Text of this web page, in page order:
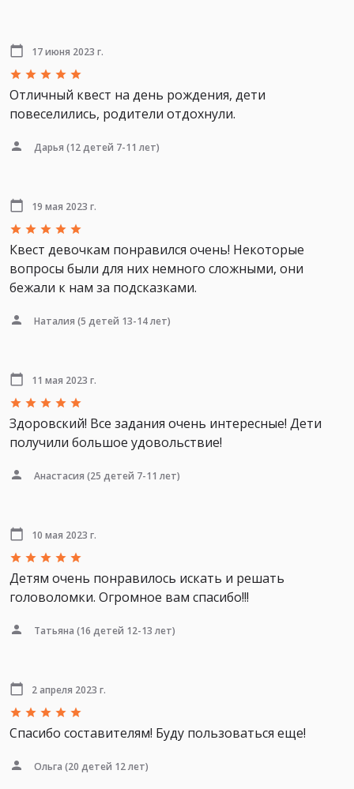
17 июня 2023 г.
Отличный квест на день рождения, дети
повеселились, родители отдохнули.
Дарья (12 детей 7-11 лет)
19 мая 2023 г.
Квест девочкам понравился очень! Некоторые
вопросы были для них немного сложными, они
бежали к нам за подсказками.
Наталия (5 детей 13-14 лет)
11 мая 2023 г.
Здоровский! Все задания очень интересные! Дети
получили большое удовольствие!
Анастасия (25 детей 7-11 лет)
10 мая 2023 г.
Детям очень понравилось искать и решать
головоломки. Огромное вам спасибо!!!
Татьяна (16 детей 12-13 лет)
2 апреля 2023 г.
Спасибо составителям! Буду пользоваться еще!
Ольга (20 детей 12 лет)